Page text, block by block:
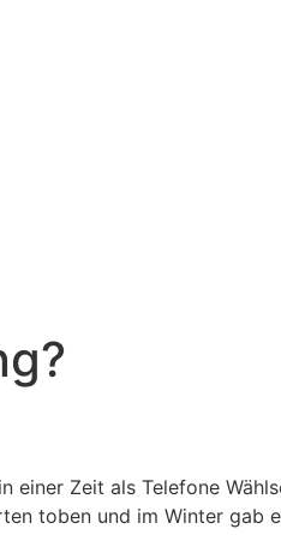
einer Zeit als Telefone
toben und im Winter